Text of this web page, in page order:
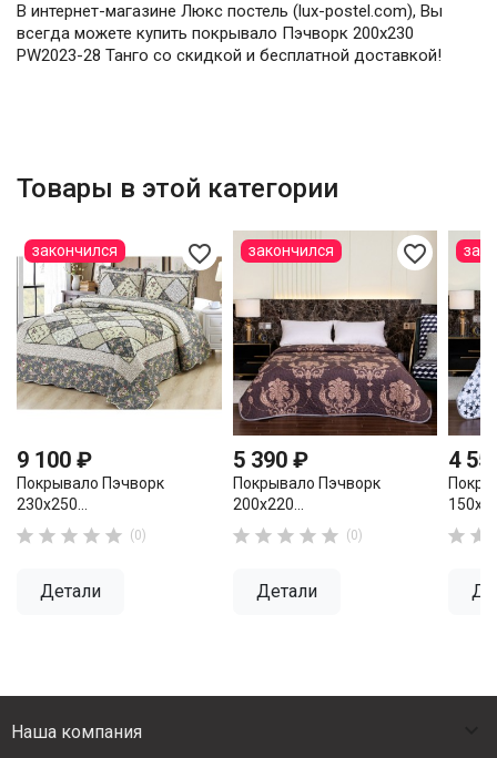
В интернет-магазине Люкс постель (lux-postel.com), Вы
всегда можете купить покрывало Пэчворк 200х230
PW2023-28 Танго со скидкой и бесплатной доставкой!
Товары в этой категории
favorite_border
9 100 ₽
Покрывало Пэчворк
230х250...
     (0)
Детали
закончился favorite_border
5 390 ₽
Покрывало Пэчворк
200х220...
     (0)
Детали
закончился
4
 
Наша компания